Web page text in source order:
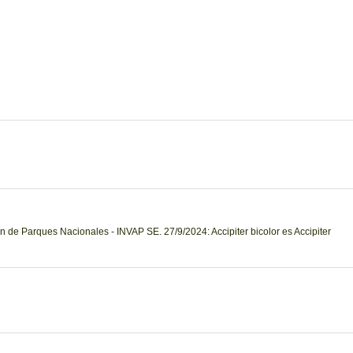
Parques Nacionales - INVAP SE. 27/9/2024: Accipiter bicolor es Accipiter